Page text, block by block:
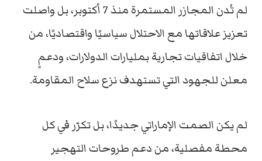
لم تُدن المجازر المستمرة منذ 7 أكتوبر، بل واصلت
تعزيز علاقاتها مع الاحتلال سياسيًا واقتصاديًا، من
خلال اتفاقيات تجارية بمليارات الدولارات، ودعمٍ
معلن للجهود التي تستهدف نزع سلاح المقاومة.
لم يكن الصمت الإماراتي جديدًا، بل تكرّر في كل
محطة مفصلية، من دعم طروحات التهجير